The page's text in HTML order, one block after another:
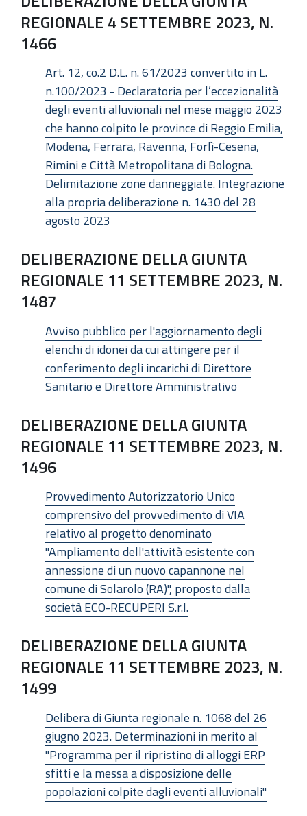
REGIONALE 4 SETTEMBRE 2023, N.
1466
Art. 12, co.2 D.L. n. 61/2023 convertito in L.
n.100/2023 - Declaratoria per l’eccezionalità
degli eventi alluvionali nel mese maggio 2023
che hanno colpito le province di Reggio Emilia,
Modena, Ferrara, Ravenna, Forlì-Cesena,
Rimini e Città Metropolitana di Bologna.
Delimitazione zone danneggiate. Integrazione
alla propria deliberazione n. 1430 del 28
agosto 2023
DELIBERAZIONE DELLA GIUNTA
REGIONALE 11 SETTEMBRE 2023, N.
1487
Avviso pubblico per l'aggiornamento degli
elenchi di idonei da cui attingere per il
conferimento degli incarichi di Direttore
Sanitario e Direttore Amministrativo
DELIBERAZIONE DELLA GIUNTA
REGIONALE 11 SETTEMBRE 2023, N.
1496
Provvedimento Autorizzatorio Unico
comprensivo del provvedimento di VIA
relativo al progetto denominato
"Ampliamento dell'attività esistente con
annessione di un nuovo capannone nel
comune di Solarolo (RA)", proposto dalla
società ECO-RECUPERI S.r.l.
DELIBERAZIONE DELLA GIUNTA
REGIONALE 11 SETTEMBRE 2023, N.
1499
Delibera di Giunta regionale n. 1068 del 26
giugno 2023. Determinazioni in merito al
"Programma per il ripristino di alloggi ERP
sfitti e la messa a disposizione delle
popolazioni colpite dagli eventi alluvionali"